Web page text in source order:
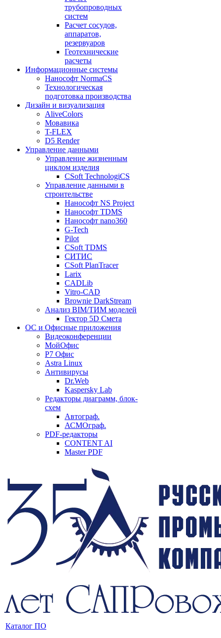
трубопроводных
систем
Расчет сосудов,
аппаратов,
резервуаров
Геотехнические
расчеты
Информационные системы
Нанософт NormaCS
Технологическая
подготовка производства
Дизайн и визуализация
AliveColors
Мовавика
T-FLEX
D5 Render
Управление данными
Управление жизненным
циклом изделия
CSoft TechnologiCS
Управление данными в
строительстве
Нанософт NS Project
Нанософт TDMS
Нанософт nano360
G-Tech
Pilot
CSoft TDMS
СИТИС
CSoft PlanTracer
Larix
CADLib
Vitro-CAD
Brownie DarkStream
Анализ BIM/ТИМ моделей
Гектор 5D Смета
ОС и Офисные приложения
Видеоконференции
МойОфис
P7 Офис
Astra Linux
Антивирусы
Dr.Web
Kaspersky Lab
Редакторы диаграмм, блок-
схем
Автограф.
АСМОграф.
PDF-редакторы
CONTENT AI
Master PDF
Каталог ПО